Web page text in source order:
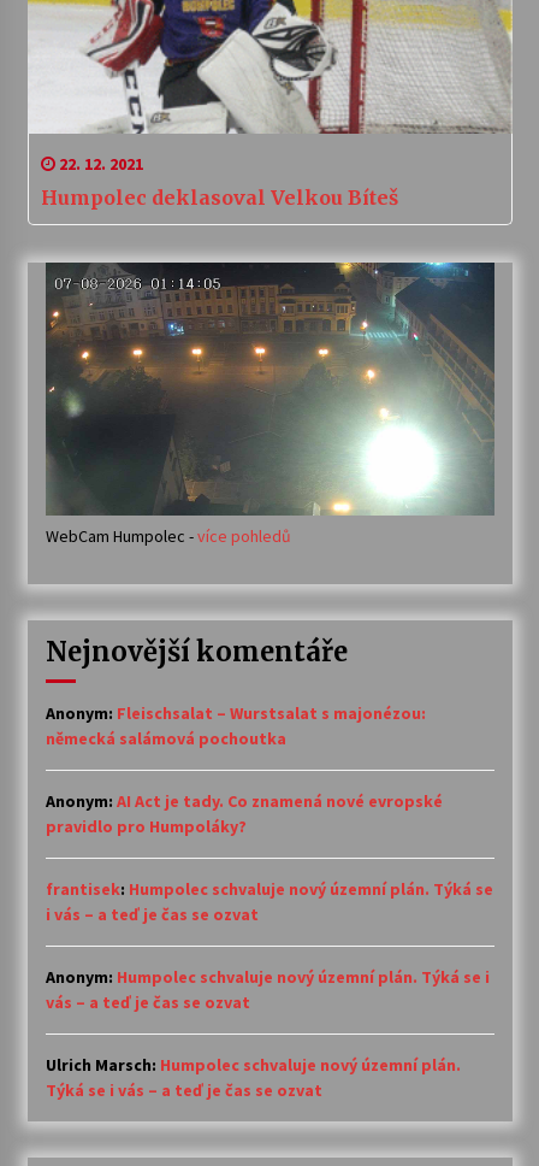
22. 12. 2021
Humpolec deklasoval Velkou Bíteš
WebCam Humpolec -více pohledů
Nejnovější komentáře
Anonym: Fleischsalat – Wurstsalat s majonézou:
německá salámová pochoutka
Anonym: AI Act je tady. Co znamená nové evropské
pravidlo pro Humpoláky?
frantisek: Humpolec schvaluje nový územní plán. Týká se
i vás – a teď je čas se ozvat
Anonym: Humpolec schvaluje nový územní plán. Týká se i
vás – a teď je čas se ozvat
Ulrich Marsch: Humpolec schvaluje nový územní plán.
Týká se i vás – a teď je čas se ozvat